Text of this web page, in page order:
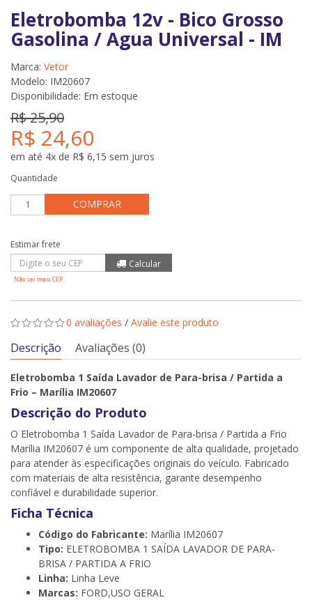
Eletrobomba 12v - Bico Grosso
Gasolina / Agua Universal - IM
Marca: Vetor
Modelo: IM20607
Disponibilidade: Em estoque
R$ 25,90
R$ 24,60
em até 4x de R$ 6,15 sem juros
Quantidade
COMPRAR
Não sei meu CEP
0 avaliações / Avalie este produto
Descrição Avaliações (0)
Eletrobomba 1 Saída Lavador de Para-brisa / Partida a
Frio – Marília IM20607
Descrição do Produto
O Eletrobomba 1 Saída Lavador de Para-brisa / Partida a Frio
Marília IM20607 é um componente de alta qualidade, projetado
para atender às especificações originais do veículo. Fabricado
com materiais de alta resistência, garante desempenho
confiável e durabilidade superior.
Ficha Técnica
Código do Fabricante: Marília IM20607
Tipo: ELETROBOMBA 1 SAÍDA LAVADOR DE PARA-
BRISA / PARTIDA A FRIO
Linha: Linha Leve
Marcas: FORD,USO GERAL